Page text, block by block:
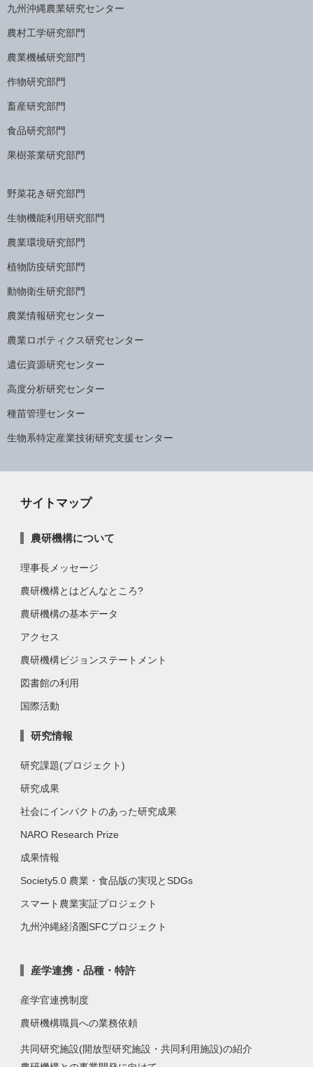
九州沖縄農業研究センター
農村工学研究部門
農業機械研究部門
作物研究部門
畜産研究部門
食品研究部門
果樹茶業研究部門
野菜花き研究部門
生物機能利用研究部門
農業環境研究部門
植物防疫研究部門
動物衛生研究部門
農業情報研究センター
農業ロボティクス研究センター
遺伝資源研究センター
高度分析研究センター
種苗管理センター
生物系特定産業技術研究支援センター
サイトマップ
農研機構について
理事長メッセージ
農研機構とはどんなところ?
農研機構の基本データ
アクセス
農研機構ビジョンステートメント
図書館の利用
国際活動
研究情報
研究課題(プロジェクト)
研究成果
社会にインパクトのあった研究成果
NARO Research Prize
成果情報
Society5.0 農業・食品版の実現とSDGs
スマート農業実証プロジェクト
九州沖縄経済圏SFCプロジェクト
産学連携・品種・特許
産学官連携制度
農研機構職員への業務依頼
共同研究施設(開放型研究施設・共同利用施設)の紹介